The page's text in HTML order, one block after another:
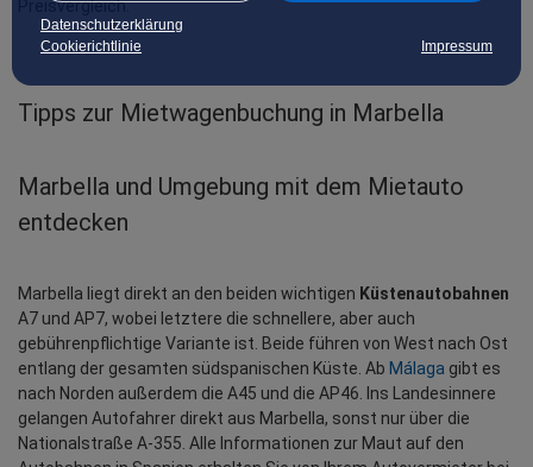
Datenschutzerklärung
Cookierichtlinie
Impressum
Preisvergleich.
Tipps zur Mietwagenbuchung in Marbella
Marbella und Umgebung mit dem Mietauto
entdecken
Marbella liegt direkt an den beiden wichtigen Küstenautobahnen
A7 und AP7, wobei letztere die schnellere, aber auch
gebührenpflichtige Variante ist. Beide führen von West nach Ost
entlang der gesamten südspanischen Küste. Ab Málaga gibt es
nach Norden außerdem die A45 und die AP46. Ins Landesinnere
gelangen Autofahrer direkt aus Marbella, sonst nur über die
Nationalstraße A-355. Alle Informationen zur Maut auf den